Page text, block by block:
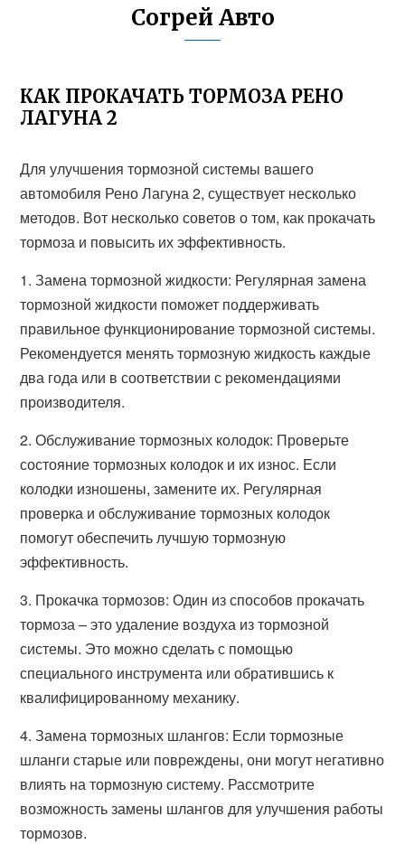
Согрей Авто
КАК ПРОКАЧАТЬ ТОРМОЗА РЕНО
ЛАГУНА 2
Для улучшения тормозной системы вашего
автомобиля Рено Лагуна 2, существует несколько
методов. Вот несколько советов о том, как прокачать
тормоза и повысить их эффективность.
1. Замена тормозной жидкости: Регулярная замена
тормозной жидкости поможет поддерживать
правильное функционирование тормозной системы.
Рекомендуется менять тормозную жидкость каждые
два года или в соответствии с рекомендациями
производителя.
2. Обслуживание тормозных колодок: Проверьте
состояние тормозных колодок и их износ. Если
колодки изношены, замените их. Регулярная
проверка и обслуживание тормозных колодок
помогут обеспечить лучшую тормозную
эффективность.
3. Прокачка тормозов: Один из способов прокачать
тормоза – это удаление воздуха из тормозной
системы. Это можно сделать с помощью
специального инструмента или обратившись к
квалифицированному механику.
4. Замена тормозных шлангов: Если тормозные
шланги старые или повреждены, они могут негативно
влиять на тормозную систему. Рассмотрите
возможность замены шлангов для улучшения работы
тормозов.